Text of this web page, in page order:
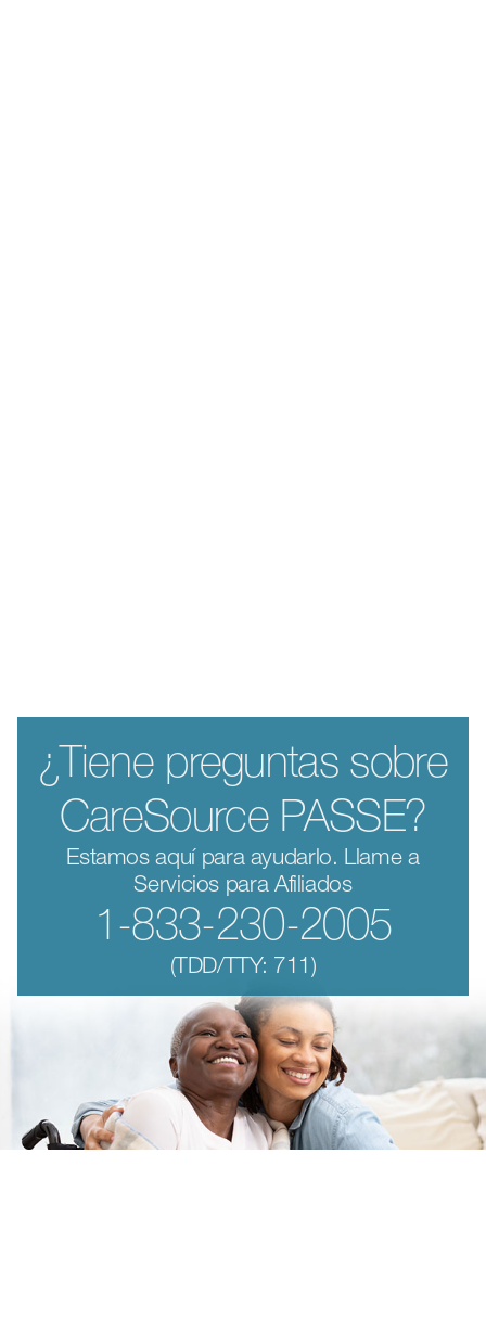
¿Tiene preguntas sobre
CareSource PASSE?
Estamos aquí para ayudarlo. Llame a
Servicios para Afiliados
1-833-230-2005
(TDD/TTY: 711)